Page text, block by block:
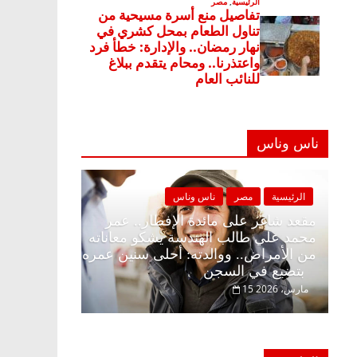
ناس وناس
الرئيسية ناس وناس
مقعد شاغر على مائدة الإفطار..
محمد علي طالب الهندسة يشكو
من الأمراض.. ووالدته: أحلى سنين
بتضيع في السجن
15 مارس، 2026
وبلكونة بلا زينة
فاروق خبير
حلم الحرية ولمة